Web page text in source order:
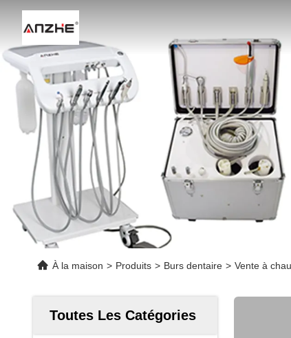
À la maison > Produits > Burs dentaire > Vente à
Toutes Les Catégories